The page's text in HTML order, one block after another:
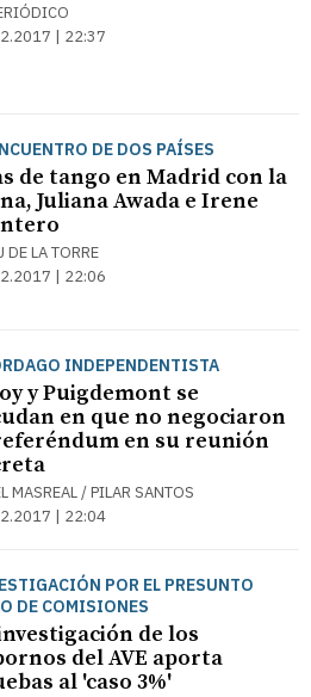
| 22:37
DE DOS PAÍSES
de tango en Madrid con la
Juliana Awada e Irene
DE LA TORRE
| 22:06
INDEPENDENTISTA
y Puigdemont se
en que no negociaron
en su reunión
MASREAL / PILAR SANTOS
| 22:04
POR EL PRESUNTO
DE COMISIONES
de los
del AVE aporta
al 'caso 3%'